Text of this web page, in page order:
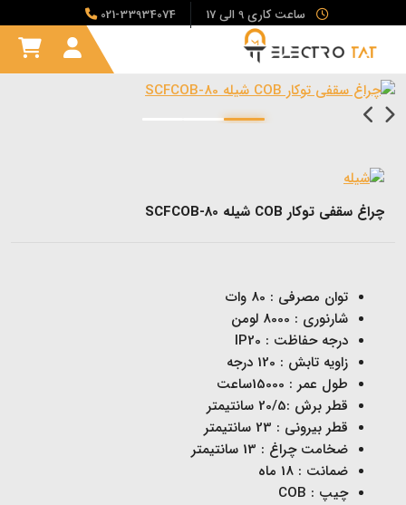
ساعت کاری 9 الی 17 021-33934074
چراغ سقفی توکار COB شیله SCFCOB-80
توان مصرفی : 80 وات
شارنوری : 8000 لومن
درجه حفاظت : IP20
زاویه تابش : 120 درجه
طول عمر : 15000ساعت
قطر برش :20/5 سانتیمتر
قطر بیرونی : 23 سانتیمتر
ضخامت چراغ : 13 سانتیمتر
ضمانت : 18 ماه
چیپ : COB